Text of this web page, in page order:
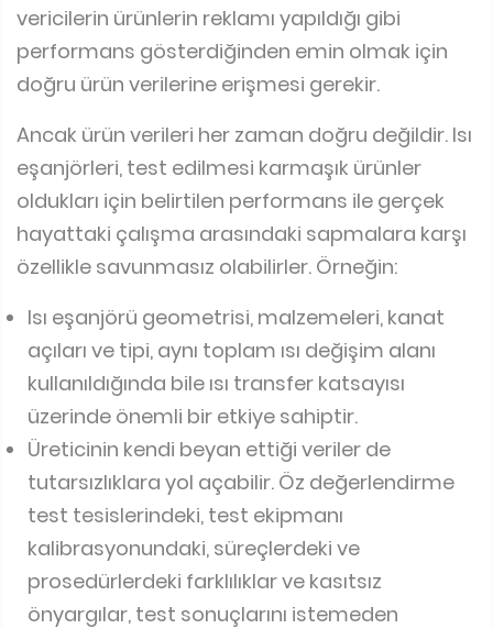
vericilerin ürünlerin reklamı yapıldığı gibi
performans gösterdiğinden emin olmak için
doğru ürün verilerine erişmesi gerekir.
Ancak ürün verileri her zaman doğru değildir. Isı
eşanjörleri, test edilmesi karmaşık ürünler
oldukları için belirtilen performans ile gerçek
hayattaki çalışma arasındaki sapmalara karşı
özellikle savunmasız olabilirler. Örneğin:
Isı eşanjörü geometrisi, malzemeleri, kanat
açıları ve tipi, aynı toplam ısı değişim alanı
kullanıldığında bile ısı transfer katsayısı
üzerinde önemli bir etkiye sahiptir.
Üreticinin kendi beyan ettiği veriler de
tutarsızlıklara yol açabilir. Öz değerlendirme
test tesislerindeki, test ekipmanı
kalibrasyonundaki, süreçlerdeki ve
prosedürlerdeki farklılıklar ve kasıtsız
önyargılar, test sonuçlarını istemeden